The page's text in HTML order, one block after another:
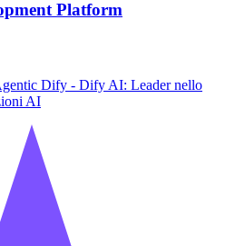
Platform
Dify - Dify AI: Leader nello
AI